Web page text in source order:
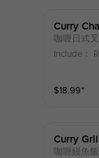
Curry
咖喱日式
Include：
$18.99⁺
Curry
咖喱鰻魚飯